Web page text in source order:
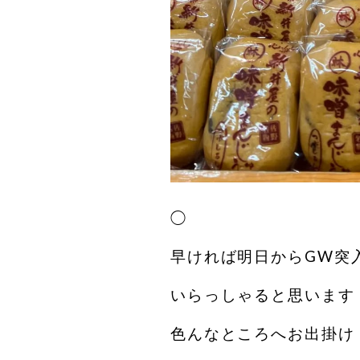
◯
早ければ明日からGW突
いらっしゃると思います
色んなところへお出掛け